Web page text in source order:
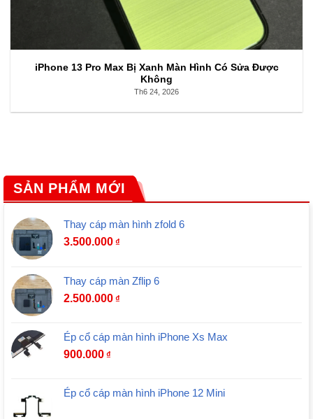
iPhone 13 Pro Max Bị Xanh Màn Hình Có Sửa Được
Không
Th6 24, 2026
SẢN PHẨM MỚI
Thay cáp màn hình zfold 6
3.500.000 ₫
Thay cáp màn Zflip 6
2.500.000 ₫
Ép cổ cáp màn hình iPhone Xs Max
900.000 ₫
Ép cổ cáp màn hình iPhone 12 Mini